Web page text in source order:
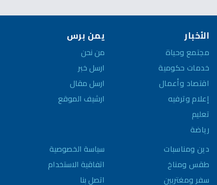
الأخبار
مجتمع وحياة
خدمات حكومية
اقتصاد وأعمال
إعلام وترفيه
تعليم
رياضة
دين ومناسبات
طقس ومناخ
سفر ومغتربين
يمن برس
من نحن
ارسل خبر
ارسل مقال
ارشيف الموقع
سياسة الخصوصية
اتفاقية الاستخدام
اتصل بنا